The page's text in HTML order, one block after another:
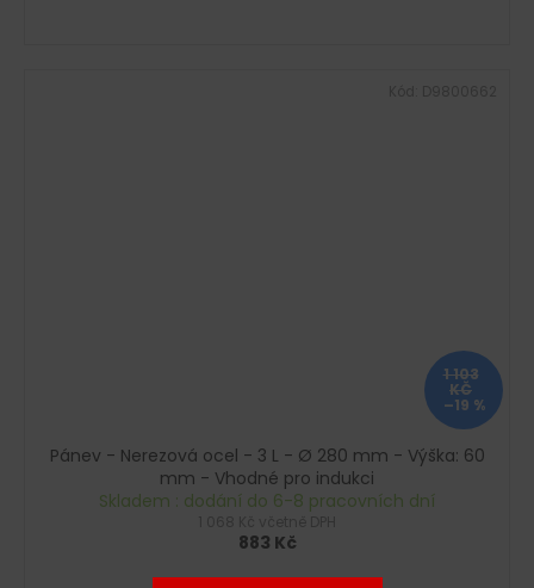
1 103
KČ
–19 %
Pánev - Nerezová ocel - 3 L - Ø 280 mm - Výška: 60
mm - Vhodné pro indukci
Skladem : dodání do 6-8 pracovních dní
883 Kč